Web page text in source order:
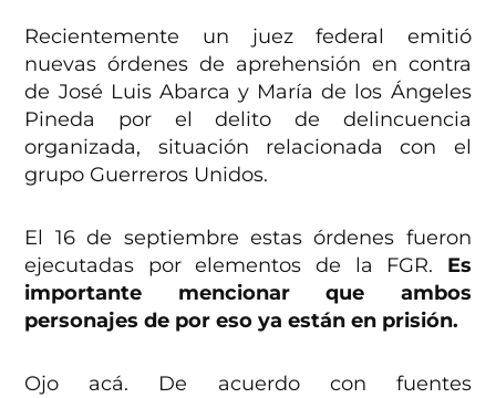
Recientemente un juez federal emitió
nuevas órdenes de aprehensión en contra
de José Luis Abarca y María de los Ángeles
Pineda por el delito de delincuencia
organizada, situación relacionada con el
grupo Guerreros Unidos.
El 16 de septiembre estas órdenes fueron
ejecutadas por elementos de la FGR. Es
importante mencionar que ambos
personajes de por eso ya están en prisión.
Ojo acá. De acuerdo con fuentes